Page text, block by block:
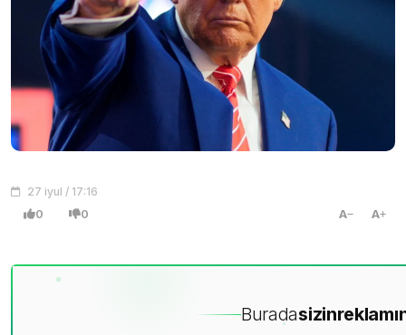
27 iyul / 17:16
0 0 A A
Buradasizin